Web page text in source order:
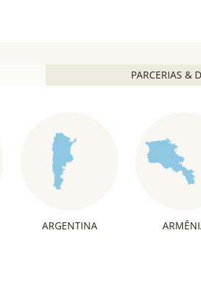
PARCERIAS &
ARGENTINA